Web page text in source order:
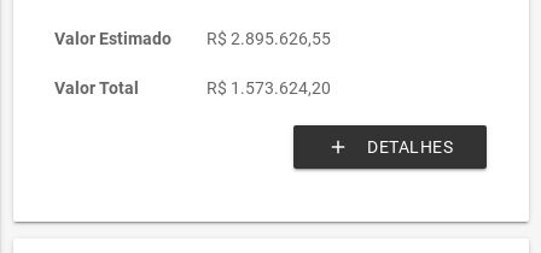
Valor Estimado R$ 2.895.626,55
Valor Total R$ 1.573.624,20
add DETALHES